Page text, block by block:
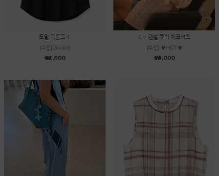
모달 라운드-T
[수입][3color]
₩42,000
CH 텐셀 큐빅 체크셔츠
[수입] ♥HOT♥
₩99,000